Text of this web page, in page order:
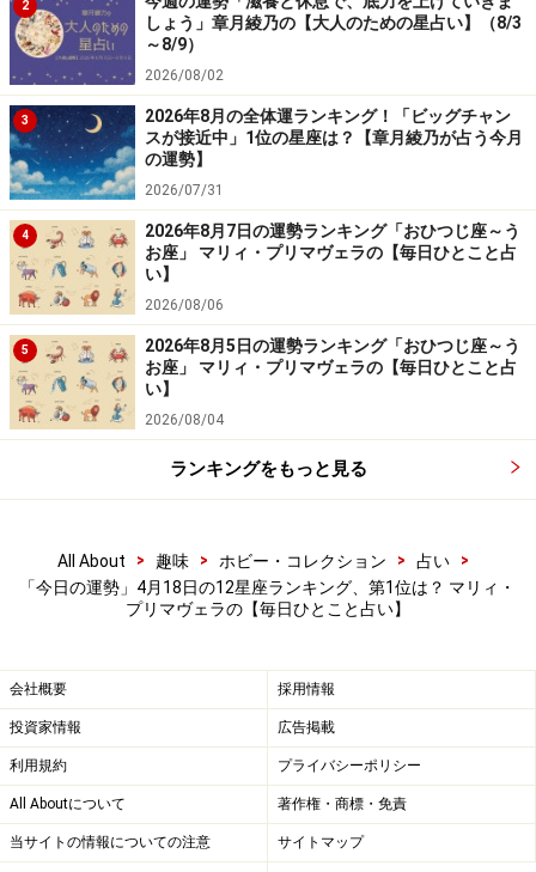
6位：しし座（7月23日～8月22日生まれ）
2024年4月18日の運勢「しし座」
即断即決が幸運のカギ。先のことを考えすぎないよう
に。
＞【今週の運勢】を見る
7位：うお座（2月19日～3月20日生まれ）
2
しょう」章月綾乃の【大人のための星占い】（8/3
～8/9）
2026/08/02
3
2026年8月の全体運ランキング！「ビッグチャン
スが接近中」1位の星座は？【章月綾乃が占う今月
の運勢】
2026/07/31
4
2026年8月7日の運勢ランキング「おひつじ座～う
お座」 マリィ・プリマヴェラの【毎日ひとこと占
い】
2026/08/06
5
2026年8月5日の運勢ランキング「おひつじ座～う
お座」 マリィ・プリマヴェラの【毎日ひとこと占
い】
2026/08/04
ランキングをもっと見る
All About > 趣味 > ホビー・コレクション > 占い
>
「今日の運勢」4月18日の12星座ランキング、第1位は？ マリィ・
プリマヴェラの【毎日ひとこと占い】
会社概要 採用情報
投資家情報 広告掲載
利用規約 プライバシーポリシー
All Aboutについて 著作権・商標・免責
当サイトの情報についての注意 サイトマップ